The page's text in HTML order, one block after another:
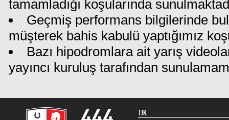
tamamladığı koşularında
Geçmiş performans bilgilerinde
müşterek bahis kabulü yaptığımız
Bazı hipodromlara ait yarış
yayıncı kuruluş tarafından
TJK